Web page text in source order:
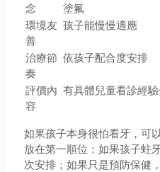
念
塗氟
環境友
善
孩子能慢慢適應
治療節
奏
依孩子配合度安排
評價內
容
有具體兒童看診經
如果孩子本身很怕看牙，可
放在第一順位；如果孩子蛀
次安排；如果只是預防保健